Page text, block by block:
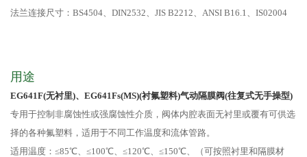
法兰连接尺寸：BS4504、DIN2532、JIS B2212、ANSI B16.1、IS02004
用途
EG641F(无衬里)、EG641Fs(MS)(衬氟塑料)气动隔膜阀(往复式无手操型)
专用于控制非腐蚀性或强腐蚀性介质，阀体内腔表面无衬里或覆有可供选
择的各种氟塑料，适用于不同工作温度和流体管路。
适用温度：≤85℃、≤100℃、≤120℃、≤150℃、（可按照衬里和隔膜材